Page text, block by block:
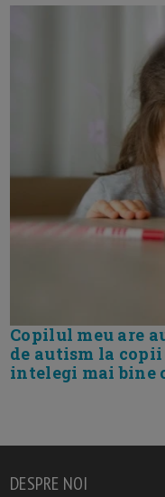
Copilul meu are
de autism la
intelegi mai bine
DESPRE NOI